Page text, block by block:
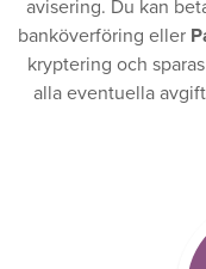
avisering. Du kan
banköverföring eller
kryptering och
alla eventuella